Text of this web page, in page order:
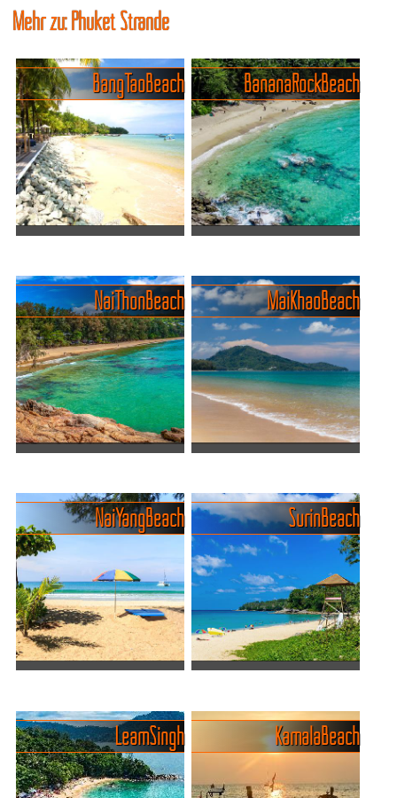
Mehr zu: Phuket Strände
Phuket
Der Bang Tao Beach liegt im
Nordwesten von Phuket und
erstreckt sich über eine
Länge von etwa sechs
Kilometern. Er ist einer der
längsten Strände der ...
Bang Tao Beach
Erlebe den Banana Beach
auf Phuket – lange Zeit ein
echtes verstecktes Juwel
mit kristallklarem Wasser,
feinem, goldenem Sand und
üppiger tropischer V...
Banana Rock Beach
Naithon Beach – einer von
Phukets stilleren Stars. Hier
gibt’s keine Partymeilen,
keine Jet-Ski-Kolonnen,
sondern viel Ruhe, weichen
Sand und türkisbl...
Nai Thon Beach
Mai Khao Beach, gelegen in
Phukets Nordwesten, ist ein
eher unberührtes und
bezauberndes Ziel für
Strandliebhaber. Entlang der
Nordwestküste der Insel...
Mai Khao Beach
Massentourismus
Traumstrand-Alarm auf
Phuket! Am Naiyang Beach
findest du genau das, was
Nai Yang Beach
Strandperle
Surin Beach ist einer dieser
Strände, an denen man
sofort versteht, warum
Surin Beach
Leam Singh Kamala Beach